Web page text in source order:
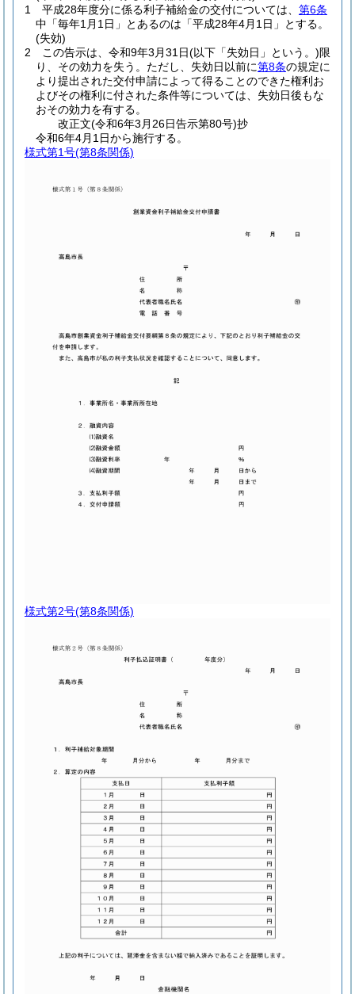
1
平成28年度分に係る利子補給金の交付については、 第6条
中「毎年1月1日」とあるのは「平成28年4月1日」とする。
(失効)
2
この告示は、令和9年3月31日(以下「失効日」という。)限
り、その効力を失う。 ただし、失効日以前に第8条の規定に
より提出された交付申請によって得ることのできた権利お
よびその権利に付された条件等については、失効日後もな
おその効力を有する。
改正文(令和6年3月26日告示第80号)抄
令和6年4月1日から施行する。
様式第1号(第8条関係)
様式第2号(第8条関係)